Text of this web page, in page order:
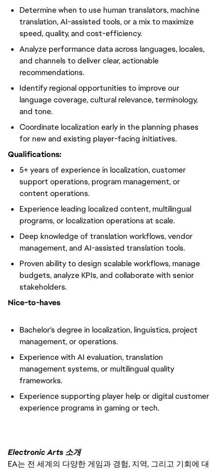
Determine when to use human translators, machine
translation, AI-assisted tools, or a mix to maximize
speed, quality, and cost-efficiency.
Analyze performance data across languages, locales,
and channels to deliver clear, actionable
recommendations.
Identify regional opportunities to improve our
language coverage, cultural relevance, terminology,
and tone.
Coordinate localization early in the planning phases
for new and existing player-facing initiatives.
Qualifications:
5+ years of experience in localization, customer
support operations, program management, or
content operations.
Experience leading localized content, multilingual
programs, or localization operations at scale.
Deep knowledge of translation workflows, vendor
management, and AI-assisted translation tools.
Proven ability to design scalable workflows, manage
budgets, analyze KPIs, and collaborate with senior
stakeholders.
Nice-to-haves
Bachelor's degree in localization, linguistics, project
management, or operations.
Experience with AI evaluation, translation
management systems, or multilingual quality
frameworks.
Experience supporting player help or digital customer
experience programs in gaming or tech.
Electronic Arts 소개
EA는 전 세계의 다양한 게임과 경험, 지역, 그리고 기회에 대